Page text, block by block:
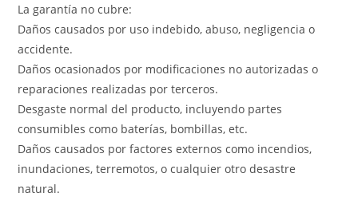
La garantía no cubre:
Daños causados por uso indebido, abuso, negligencia o
accidente.
Daños ocasionados por modificaciones no autorizadas o
reparaciones realizadas por terceros.
Desgaste normal del producto, incluyendo partes
consumibles como baterías, bombillas, etc.
Daños causados por factores externos como incendios,
inundaciones, terremotos, o cualquier otro desastre
natural.